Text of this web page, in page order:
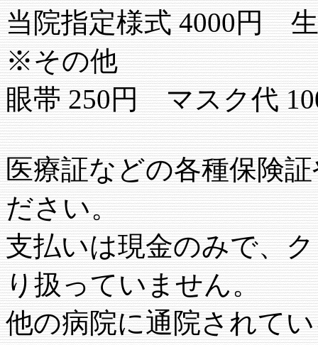
当院指定様式 4000円
※その他
眼帯 250円 マスク代
医療証などの各種保険
ださい。
支払いは現金のみで、
り扱っていません。
他の病院に通院されて